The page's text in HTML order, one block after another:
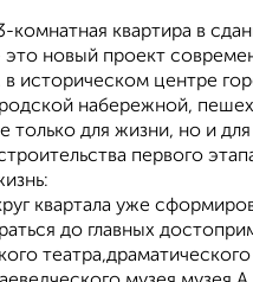
комнатная квартира в
это новый проект
в историческом центре
набережной,
только для жизни, но и
первого
квартала уже
до главных